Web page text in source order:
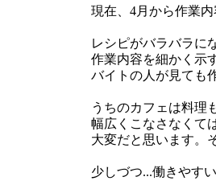
現在、4月から作業
レシピがバラバラに
作業内容を細かく示
バイトの人が見ても
うちのカフェは料理
幅広くこなさなくて
大変だと思います。
少しづつ...働きやす